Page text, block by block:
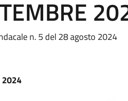
n. 5 del 28 agosto 2024